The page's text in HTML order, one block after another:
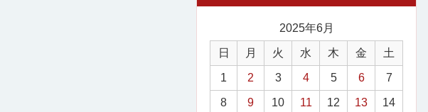
2025年6月
日 月 火 水 木 金 土
1 2 3 4 5 6 7
8 9 10 11 12 13 14